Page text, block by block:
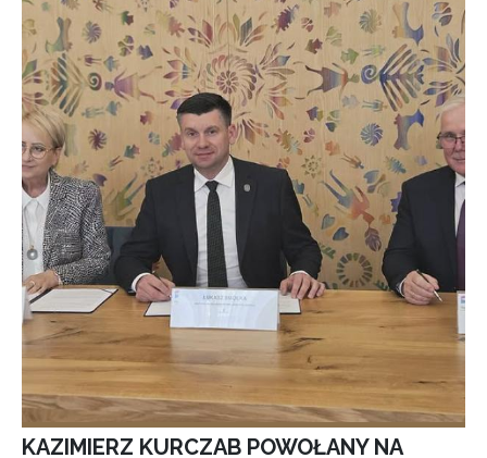
KAZIMIERZ KURCZAB POWOŁANY NA